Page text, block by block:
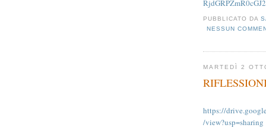
PUBBLICATO DA
NESSUN
MARTEDÌ 2
https://
/view?usp=sharing